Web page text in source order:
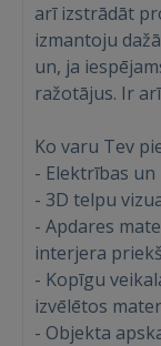
Ienākt
arī izstrādāt
izmantoju
un, ja
ražotājus. Ir
Ko varu Tev
- Elektrības un
- 3D telpu
- Apdares
interjera
- Kopīgu
izvēlētos
- Objekta